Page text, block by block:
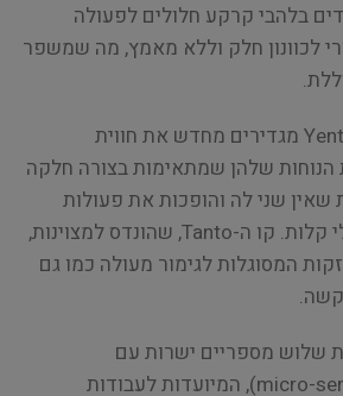
בלהבי קרקע חלולים לפעולה
לכוונון חלק וללא מאמץ, מה שמשפר
ה-Yento Tanto Scissors מגדירים מחדש את חווית
הנוחות שלהן שמתאימות בצורה חלקה
שאין שני לה והופכות את פעולות
הטיפוח הנרחבות לקלי קלות. קו ה-Tanto, שהונדס למצוינות,
המסוגלות לגימור מעולה כמו גם
שלוש מספריים ישרות עם
מיקרו-שינון* (micro-serration), המיועדות לעבודות